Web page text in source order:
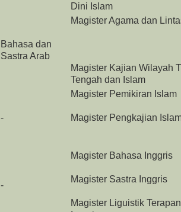
Dini Islam
Bahasa dan
Sastra Arab
Magister Agama dan
Magister Kajian Wilayah
Tengah dan Islam
-
Magister Pemikiran Islam
Magister Pengkajian
-
Magister Bahasa Inggris
Magister Sastra Inggris
Magister Liguistik